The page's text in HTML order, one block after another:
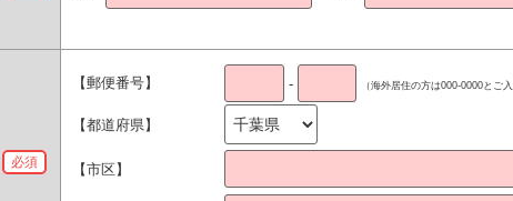
必須
【郵便番号】 - （海外居住の方は000-0000とご
【都道府県】
【市区】